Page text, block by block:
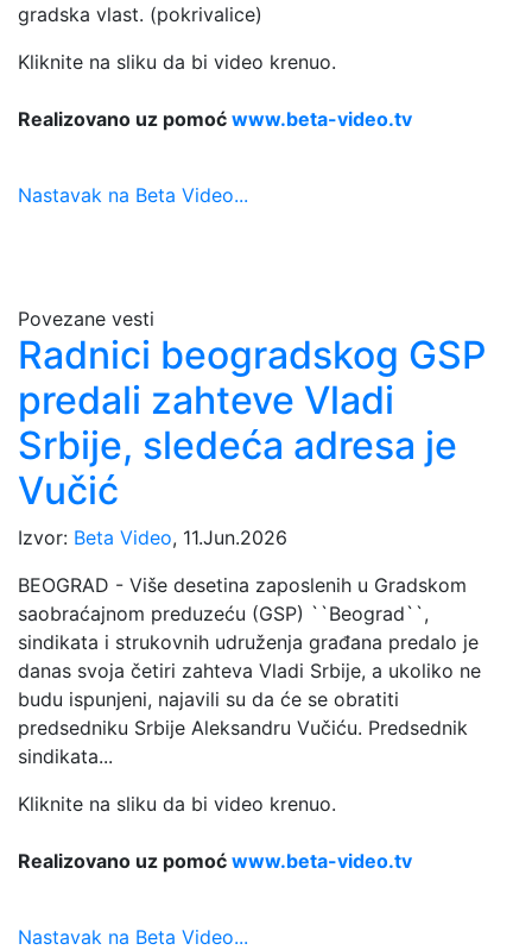
gradska vlast. (pokrivalice)
Kliknite na sliku da bi video krenuo.
Realizovano uz pomoć www.beta-video.tv
Nastavak na Beta Video...
Povezane vesti
Radnici beogradskog GSP
predali zahteve Vladi
Srbije, sledeća adresa je
Vučić
Izvor: Beta Video, 11.Jun.2026
BEOGRAD - Više desetina zaposlenih u Gradskom
saobraćajnom preduzeću (GSP) ``Beograd``,
sindikata i strukovnih udruženja građana predalo je
danas svoja četiri zahteva Vladi Srbije, a ukoliko ne
budu ispunjeni, najavili su da će se obratiti
predsedniku Srbije Aleksandru Vučiću. Predsednik
sindikata...
Kliknite na sliku da bi video krenuo.
Realizovano uz pomoć www.beta-video.tv
Nastavak na Beta Video...